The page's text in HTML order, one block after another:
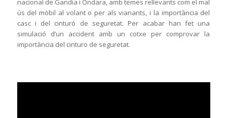
nacional de Gandia i Ondara, amb temes rellevants com el mal
ús del mòbil al volant o per als vianants, i la importància del
casc i del cinturó de seguretat. Per acabar han fet una
simulació d’un accident amb un cotxe per comprovar la
importància del cinturo de seguretat.